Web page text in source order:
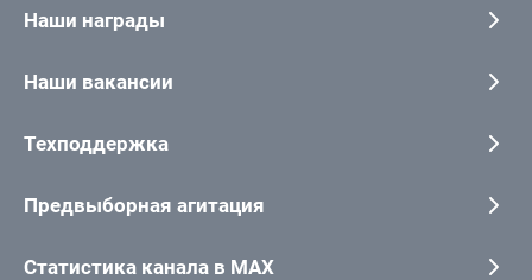
Наши награды
Наши вакансии
Техподдержка
Предвыборная агитация
Статистика канала в MAX